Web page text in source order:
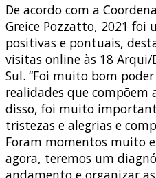
De acordo com a
Greice Pozzatto, 2021 foi
positivas e pontuais,
visitas online às 18 Arqui/
Sul. “Foi muito bom
realidades que compõem
disso, foi muito
tristezas e alegrias e
Foram momentos muito
agora, teremos um
andamento e organizar